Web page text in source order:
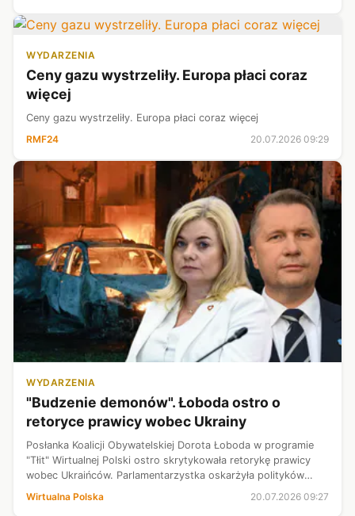
WYDARZENIA
Ceny gazu wystrzeliły. Europa płaci coraz
więcej
Ceny gazu wystrzeliły. Europa płaci coraz więcej
RMF24
20.07.2026 09:29
WYDARZENIA
"Budzenie demonów". Łoboda ostro o
retoryce prawicy wobec Ukrainy
Posłanka Koalicji Obywatelskiej Dorota Łoboda w programie
"Tłit" Wirtualnej Polski ostro skrytykowała retorykę prawicy
wobec Ukraińców. Parlamentarzystka oskarżyła polityków
nacjonalistycznych nastrojów i o...
Wirtualna Polska 20.07.2026 09:27